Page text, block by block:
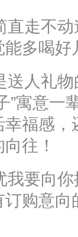
直走不
多喝好
送人礼
”寓意一
福感，
往！
我要向
购意向